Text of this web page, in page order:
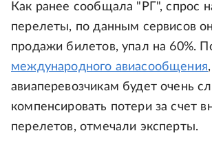
Как ранее сообщала "РГ", спрос
перелеты, по данным сервисов
продажи билетов, упал на 60%.
международного авиасообщения
авиаперевозчикам будет очень
компенсировать потери за счет
перелетов, отмечали эксперты.